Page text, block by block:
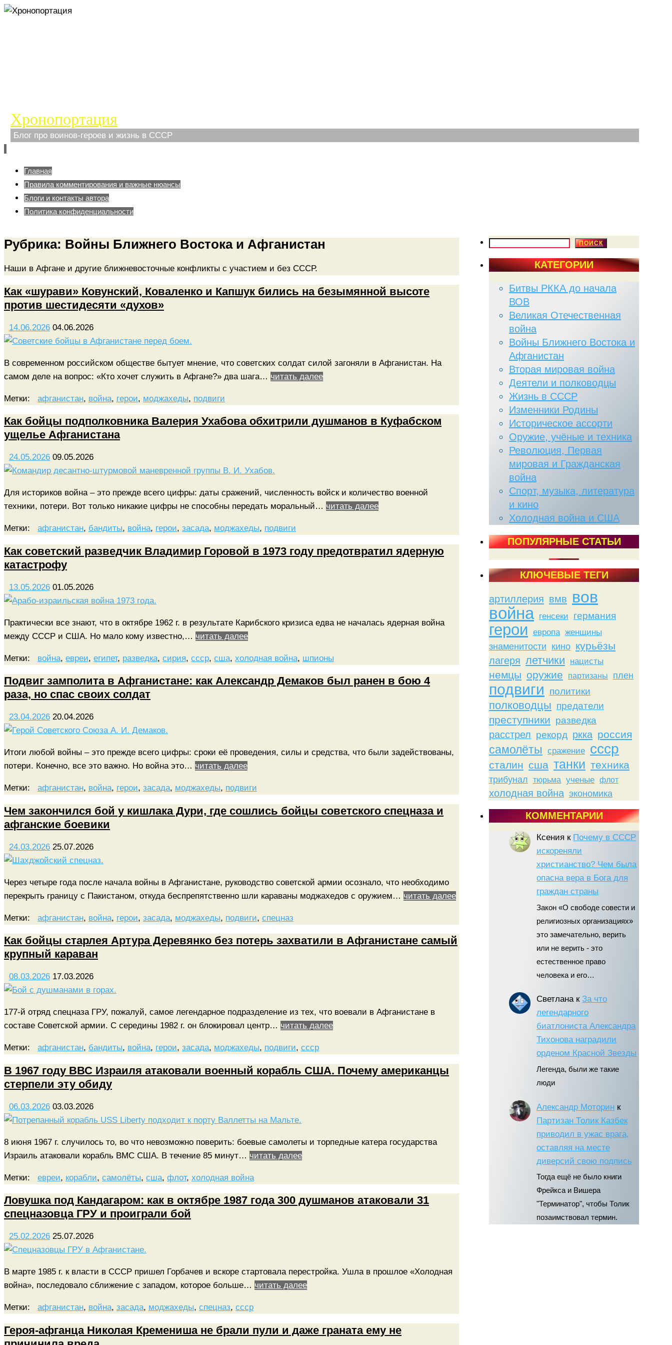
Хронопортация
Блог про воинов-героев и жизнь в СССР
Перейти
содержимому
Главная
Правила комментирования и важные нюансы
Блоги и контакты автора
Политика конфиденциальности
Рубрика: Войны Ближнего Востока и Афганистан
Наши в Афгане и другие ближневосточные конфликты с участием и без СССР.
Как «шурави» Ковунский, Коваленко и Капшук бились на безымянной высоте
против шестидесяти «духов»
14.06.2026 04.06.2026
В современном российском обществе бытует мнение, что советских солдат силой загоняли в Афганистан. На
самом деле на вопрос: «Кто хочет служить в Афгане?» два шага… читать далее
Метки: афганистан, война, герои, моджахеды, подвиги
Как бойцы подполковника Валерия Ухабова обхитрили душманов в Куфабском
ущелье Афганистана
24.05.2026 09.05.2026
Для историков война – это прежде всего цифры: даты сражений, численность войск и количество военной
техники, потери. Вот только никакие цифры не способны передать моральный… читать далее
Метки: афганистан, бандиты, война, герои, засада, моджахеды, подвиги
Как советский разведчик Владимир Горовой в 1973 году предотвратил ядерную
катастрофу
13.05.2026 01.05.2026
Практически все знают, что в октябре 1962 г. в результате Карибского кризиса едва не началась ядерная война
между СССР и США. Но мало кому известно,… читать далее
Метки: война, евреи, египет, разведка, сирия, ссср, сша, холодная война, шпионы
Подвиг замполита в Афганистане: как Александр Демаков был ранен в бою 4
раза, но спас своих солдат
23.04.2026 20.04.2026
Итоги любой войны – это прежде всего цифры: сроки её проведения, силы и средства, что были задействованы,
потери. Конечно, все это важно. Но война это… читать далее
Метки: афганистан, война, герои, засада, моджахеды, подвиги
Чем закончился бой у кишлака Дури, где сошлись бойцы советского спецназа и
афганские боевики
24.03.2026 25.07.2026
Через четыре года после начала войны в Афганистане, руководство советской армии осознало, что необходимо
перекрыть границу с Пакистаном, откуда беспрепятственно шли караваны моджахедов с оружием… читать далее
Метки: афганистан, война, герои, засада, моджахеды, подвиги, спецназ
Как бойцы старлея Артура Деревянко без потерь захватили в Афганистане самый
крупный караван
08.03.2026 17.03.2026
177-й отряд спецназа ГРУ, пожалуй, самое легендарное подразделение из тех, что воевали в Афганистане в
составе Советской армии. С середины 1982 г. он блокировал центр… читать далее
Метки: афганистан, бандиты, война, герои, засада, моджахеды, подвиги, ссср
В 1967 году ВВС Израиля атаковали военный корабль США. Почему американцы
стерпели эту обиду
06.03.2026 03.03.2026
8 июня 1967 г. случилось то, во что невозможно поверить: боевые самолеты и торпедные катера государства
Израиль атаковали корабль ВМС США. В течение 85 минут… читать далее
Метки: евреи, корабли, самолёты, сша, флот, холодная война
Ловушка под Кандагаром: как в октябре 1987 года 300 душманов атаковали 31
спецназовца ГРУ и проиграли бой
25.02.2026 25.07.2026
В марте 1985 г. к власти в СССР пришел Горбачев и вскоре стартовала перестройка. Ушла в прошлое «Холодная
война», последовало сближение с западом, которое больше… читать далее
Метки: афганистан, война, засада, моджахеды, спецназ, ссср
Героя-афганца Николая Кремениша не брали пули и даже граната ему не
ПОИСК
КАТЕГОРИИ
Битвы РККА до начала
ВОВ
Великая Отечественная
война
Войны Ближнего Востока и
Афганистан
Вторая мировая война
Деятели и полководцы
Жизнь в СССР
Изменники Родины
Историческое ассорти
Оружие, учёные и техника
Революция, Первая
мировая и Гражданская
война
Спорт, музыка, литература
и кино
Холодная война и США
ПОПУЛЯРНЫЕ СТАТЬИ
КЛЮЧЕВЫЕ ТЕГИ
артиллерия вмв вов
война генсеки германия
герои европа женщины
знаменитости кино курьёзы
лагеря летчики нацисты
немцы оружие партизаны плен
подвиги политики
полководцы предатели
преступники разведка
расстрел рекорд ркка россия
самолёты сражение ссср
сталин сша танки техника
трибунал тюрьма ученые флот
холодная война экономика
КОММЕНТАРИИ
Ксения к Почему в СССР
искореняли
христианство? Чем была
опасна вера в Бога для
граждан страны
Закон «О свободе совести и
религиозных организациях»
это замечательно, верить
или не верить - это
естественное право
человека и его…
СветланакЗа что
легендарного
биатлониста Александра
Тихонова наградили
орденом Красной Звезды
Легенда, были же такие
люди
Александр Моторин к
Партизан Толик Казбек
приводил в ужас врага,
оставляя на месте
диверсий свою подпись
Тогда ещё не было книги
Фрейкса и Вишера
"Терминатор", чтобы Толик
позаимствовал термин.